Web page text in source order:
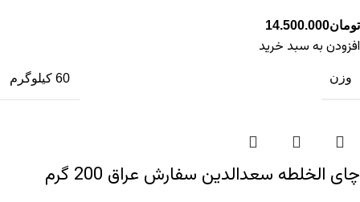
تومان14.500.000
افزودن به سبد خرید
وزن 60 کیلوگرم
چای الخلطه سعدالدین سفارش عراق 200 گرم